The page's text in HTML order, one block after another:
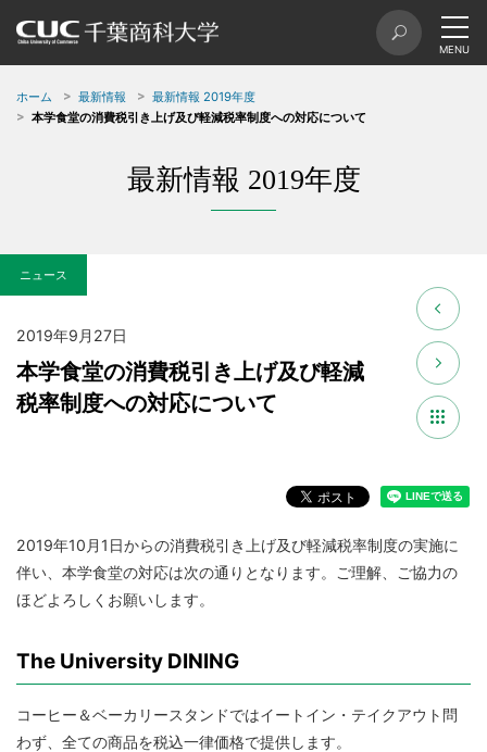
ホーム 最新情報
最新情報 2019年度
本学食堂の消費税引き上げ及び軽減税率制度への対応について
最新情報 2019年度
ニュース
2019年9月27日
本学食堂の消費税引き上げ及び軽減
税率制度への対応について
2019年10月1日からの消費税引き上げ及び軽減税率制度の実施に
伴い、本学食堂の対応は次の通りとなります。ご理解、ご協力の
ほどよろしくお願いします。
The University DINING
コーヒー＆ベーカリースタンドではイートイン・テイクアウト問
わず、全ての商品を税込一律価格で提供します。